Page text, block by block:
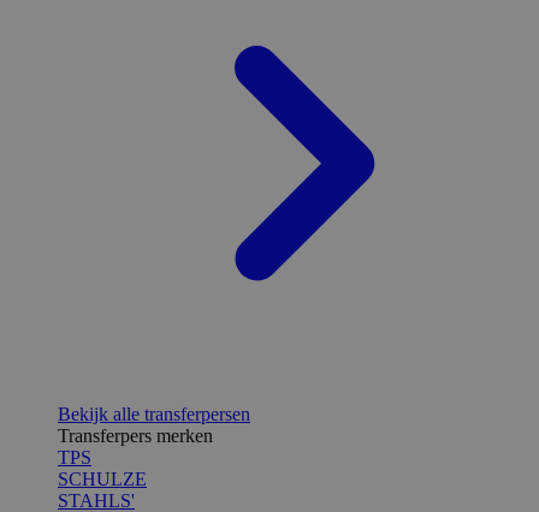
Bekijk alle transferpersen
Transferpers merken
TPS
SCHULZE
STAHLS'